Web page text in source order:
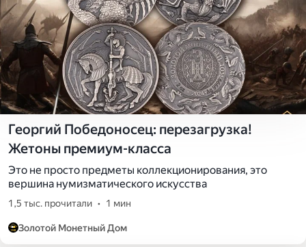
Георгий Победоносец: перезагрузка!
Жетоны премиум-класса
Это не просто предметы коллекционирования, это
вершина нумизматического искусства
1,5 тыс. прочитали • 1 мин
Золотой Монетный Дом